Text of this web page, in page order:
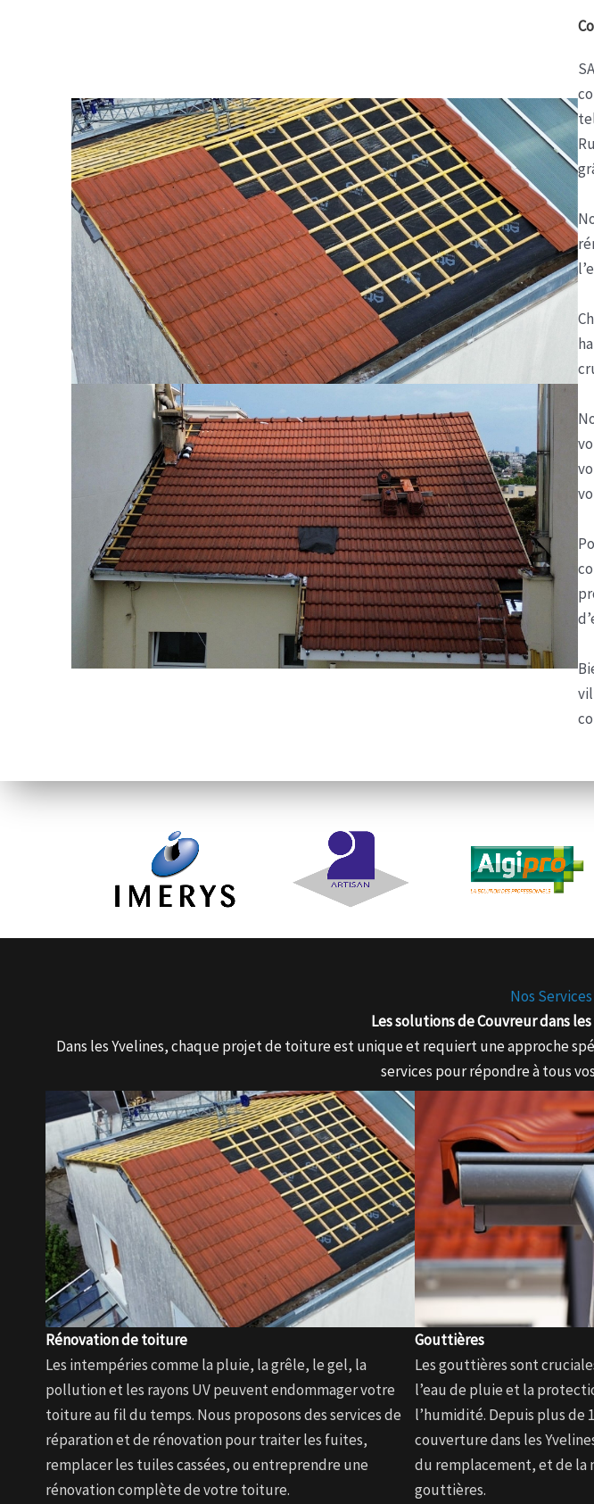
Nos
Les solutions de Couvreur dans
Dans les Yvelines, chaque projet de toiture est unique et requiert une approche
services pour répondre à tous
Rénovation de toiture
Les intempéries comme la pluie, la grêle, le gel, la
pollution et les rayons UV peuvent endommager votre
toiture au fil du temps. Nous proposons des services de
réparation et de rénovation pour traiter les fuites,
remplacer les tuiles cassées, ou entreprendre une
rénovation complète de votre toiture.
Gouttières
Les gouttières sont
l’eau de pluie et la
l’humidité. Depuis plus de
couverture dans les
du remplacement, et de la
gouttières.